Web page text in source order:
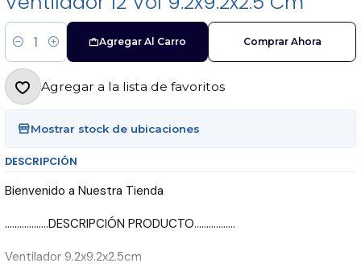
Cantidad
Agregar Al Carro Comprar Ahora
Agregar a la lista de favoritos
Mostrar stock de ubicaciones
DESCRIPCIÓN
Bienvenido a Nuestra Tienda
..................DESCRIPCIÓN PRODUCTO.................
Ventilador 9.2x9.2x2.5cm